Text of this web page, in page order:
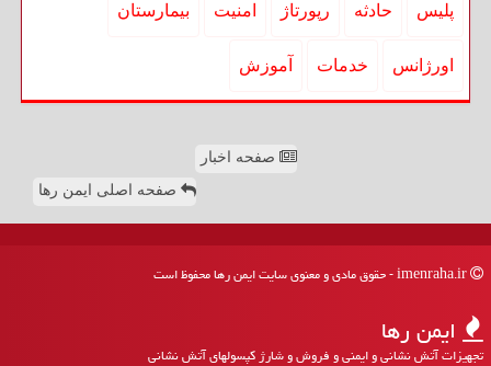
پلیس حادثه رپورتاژ امنیت بیمارستان
اورژانس خدمات آموزش
صفحه اخبار
صفحه اصلی ایمن رها
ایمن رها
تجهیزات آتش نشانی و ایمنی و فروش و شارژ کپسولهای آتش نشانی